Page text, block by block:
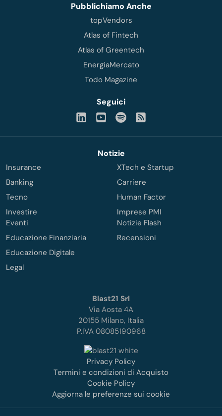
Pubblichiamo Anche
topVendors
Atlas of Fintech
Atlas of Greentech
EnergiaMercato
Todo Magazine
Seguici
Notizie
Insurance
Banking
Tecno
Investire
XTech e Startup
Carriere
Human Factor
Imprese PMI
Eventi
Educazione Finanziaria
Educazione Digitale
Legal
Notizie Flash
Recensioni
Blast21 Srl
Via Aosta 4A
20155 Milano, Italia
P.IVA 08085190968
Privacy Policy
Termini e condizioni di Acquisto
Cookie Policy
Aggiorna le preferenze sui cookie